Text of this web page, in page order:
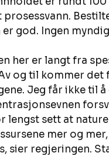
god. Ingen
her er langt fra
og til kommer det
Jeg får ikke til
lengst sett at
mer og
sier regjeringen.